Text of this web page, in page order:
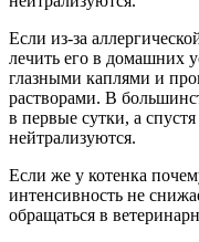
Если из-за
лечить его в домашних
глазными каплями и
растворами. В
в первые сутки, а
нейтрализуются.
Если же у котенка
интенсивность не
обращаться в